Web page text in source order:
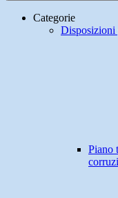
Categorie
Disposizioni
Piano